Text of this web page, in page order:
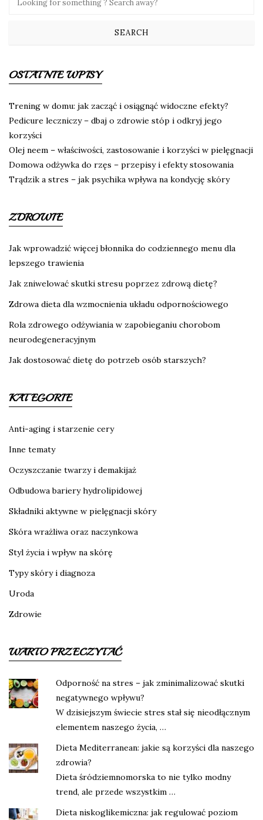
OSTATNIE WPISY
Trening w domu: jak zacząć i osiągnąć widoczne efekty?
Pedicure leczniczy – dbaj o zdrowie stóp i odkryj jego
korzyści
Olej neem – właściwości, zastosowanie i korzyści w pielęgnacji
Domowa odżywka do rzęs – przepisy i efekty stosowania
Trądzik a stres – jak psychika wpływa na kondycję skóry
ZDROWIE
Jak wprowadzić więcej błonnika do codziennego menu dla
lepszego trawienia
Jak zniwelować skutki stresu poprzez zdrową dietę?
Zdrowa dieta dla wzmocnienia układu odpornościowego
Rola zdrowego odżywiania w zapobieganiu chorobom
neurodegeneracyjnym
Jak dostosować dietę do potrzeb osób starszych?
KATEGORIE
Anti-aging i starzenie cery
Inne tematy
Oczyszczanie twarzy i demakijaż
Odbudowa bariery hydrolipidowej
Składniki aktywne w pielęgnacji skóry
Skóra wrażliwa oraz naczynkowa
Styl życia i wpływ na skórę
Typy skóry i diagnoza
Uroda
Zdrowie
WARTO PRZECZYTAĆ
Odporność na stres – jak zminimalizować skutki
negatywnego wpływu?
W dzisiejszym świecie stres stał się nieodłącznym
elementem naszego życia, …
Dieta Mediterranean: jakie są korzyści dla naszego
zdrowia?
Dieta śródziemnomorska to nie tylko modny
trend, ale przede wszystkim …
Dieta niskoglikemiczna: jak regulować poziom